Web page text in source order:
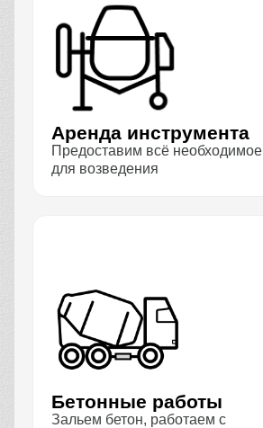
Аренда инструмента
Предоставим всё необходимое
для возведения
Бетонные работы
Зальем бетон, работаем с